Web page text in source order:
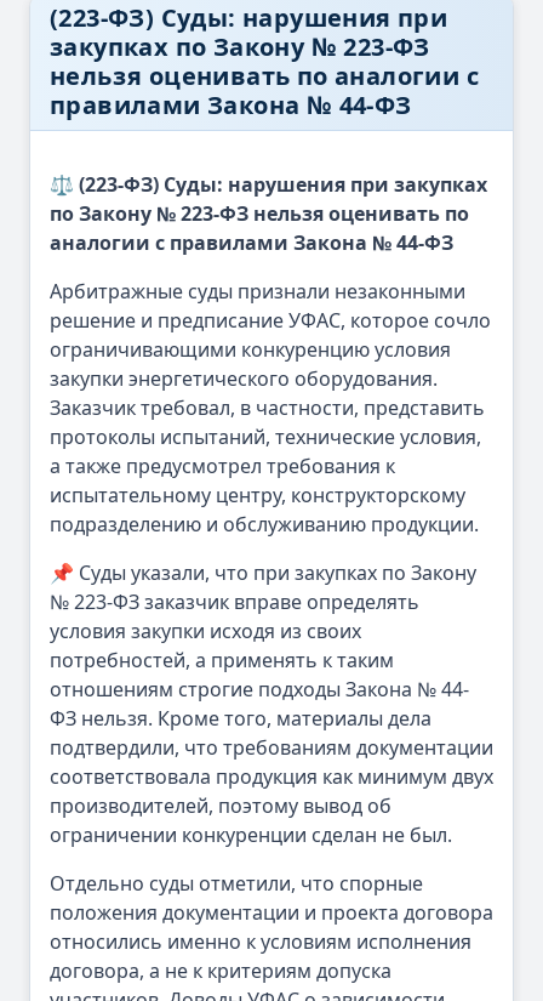
(223-ФЗ) Суды: нарушения при
закупках по Закону № 223-ФЗ
нельзя оценивать по аналогии с
правилами Закона № 44-ФЗ
⚖️ (223-ФЗ) Суды: нарушения при закупках
по Закону № 223-ФЗ нельзя оценивать по
аналогии с правилами Закона № 44-ФЗ
Арбитражные суды признали незаконными
решение и предписание УФАС, которое сочло
ограничивающими конкуренцию условия
закупки энергетического оборудования.
Заказчик требовал, в частности, представить
протоколы испытаний, технические условия,
а также предусмотрел требования к
испытательному центру, конструкторскому
подразделению и обслуживанию продукции.
📌 Суды указали, что при закупках по Закону
№ 223-ФЗ заказчик вправе определять
условия закупки исходя из своих
потребностей, а применять к таким
отношениям строгие подходы Закона № 44-
ФЗ нельзя. Кроме того, материалы дела
подтвердили, что требованиям документации
соответствовала продукция как минимум двух
производителей, поэтому вывод об
ограничении конкуренции сделан не был.
Отдельно суды отметили, что спорные
положения документации и проекта договора
относились именно к условиям исполнения
договора, а не к критериям допуска